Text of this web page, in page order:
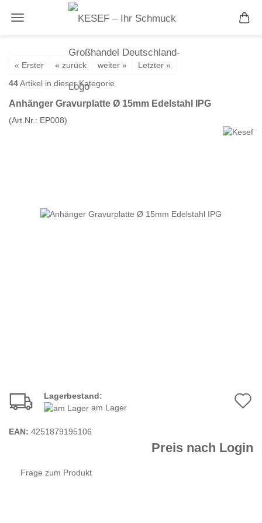
« Erster « zurück weiter »
Letzter »
44Artikel in dieser Kategorie
Anhänger Gravurplatte Ø 15mm Edelstahl IPG
(Art.Nr.: EP008)
Lagerbestand:
am Lager
EAN: 4251879195106
Preis nach Login
Frage zum Produkt